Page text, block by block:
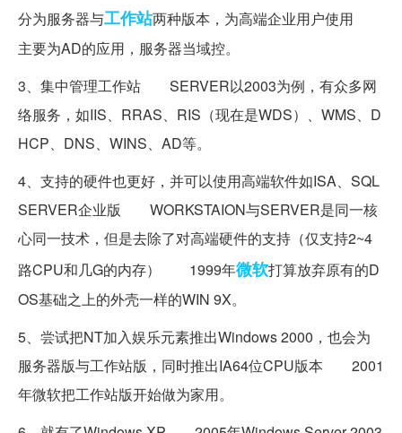
分为服务器与工作站两种版本，为高端企业用户使用
主要为AD的应用，服务器当域控。
3、集中管理工作站 SERVER以2003为例，有众多网
络服务，如IIS、RRAS、RIS（现在是WDS）、WMS、D
HCP、DNS、WINS、AD等。
4、支持的硬件也更好，并可以使用高端软件如ISA、SQL
SERVER企业版 WORKSTAION与SERVER是同一核
心同一技术，但是去除了对高端硬件的支持（仅支持2~4
路CPU和几G的内存） 1999年微软打算放弃原有的D
OS基础之上的外壳一样的WIN 9X。
5、尝试把NT加入娱乐元素推出Windows 2000，也会为
服务器版与工作站版，同时推出IA64位CPU版本 2001
年微软把工作站版开始做为家用。